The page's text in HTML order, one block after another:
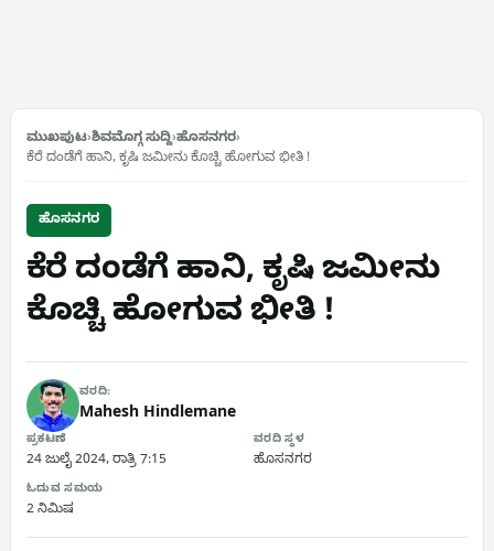
ಮುಖಪುಟ›ಶಿವಮೊಗ್ಗ ಸುದ್ದಿ›ಹೊಸನಗರ›
ಕೆರೆ ದಂಡೆಗೆ ಹಾನಿ, ಕೃಷಿ ಜಮೀನು ಕೊಚ್ಚಿ ಹೋಗುವ ಭೀತಿ !
ಹೊಸನಗರ
ಕೆರೆ ದಂಡೆಗೆ ಹಾನಿ, ಕೃಷಿ ಜಮೀನು
ಕೊಚ್ಚಿ ಹೋಗುವ ಭೀತಿ !
ವರದಿ:
Mahesh Hindlemane
ಪ್ರಕಟಣೆ
24 ಜುಲೈ 2024, ರಾತ್ರಿ 7:15
ವರದಿ ಸ್ಥಳ
ಹೊಸನಗರ
ಓದುವ ಸಮಯ
2 ನಿಮಿಷ